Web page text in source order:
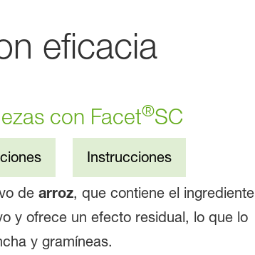
eficacia
con Facet®SC
Instrucciones
de arroz, que contiene el ingrediente
y ofrece un efecto residual, lo que lo
y gramíneas.